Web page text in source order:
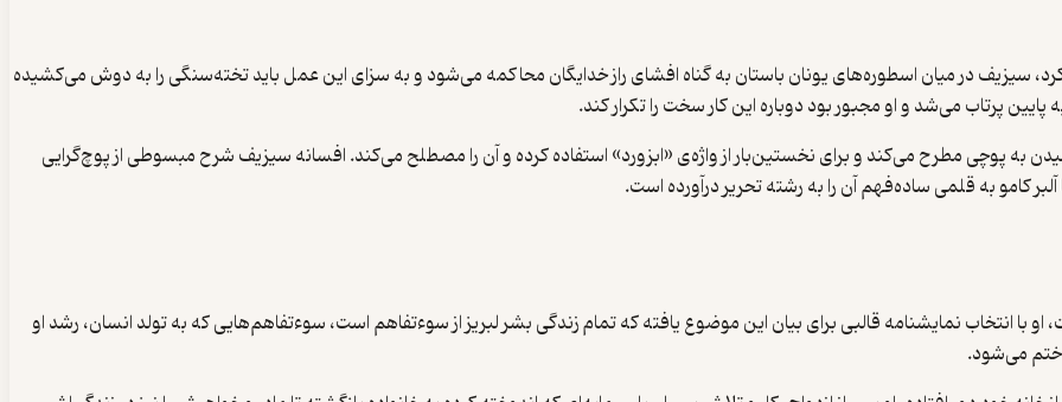
فلسفی است که آلبر کامو در سال ۱۹۴۲ منتشر کرد، سیزیف در میان اسطوره‌های یونان باستان به گناه افشای راز خدایگان محاکمه می‌شود و به سزای این عمل باید تخته‌سنگی را به دوش می‌کشیده
پرتاب می‌شد و او مجبور بود دوباره این کار سخت را تکرار کند.
به پوچی مطرح می‌کند و برای نخستین‌بار از واژه‌ی «ابزورد» استفاده کرده و آن را مصطلح می‌کند. افسانه سیزیف شرح مبسوطی از پوچ‌گرایی
کامو به قلمی ساده‌فهم آن را به رشته تحریر درآورده است.
با انتخاب نمایشنامه قالبی برای بیان این موضوع یافته که تمام زندگی بشر لبریز از سوءتفاهم است، سوءتفاهم‌هایی که به تولد انسان، رشد او
ختم می‌شود.